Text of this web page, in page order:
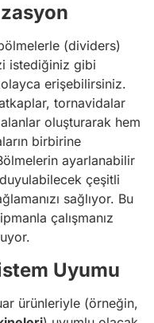
(dividers)
istediğiniz gibi
erişebilirsiniz.
tornavidalar
oluşturarak hem
birbirine
ayarlanabilir
çeşitli
sağlıyor. Bu
çalışmanız
Uyumu
ürünleriyle (örneğin,